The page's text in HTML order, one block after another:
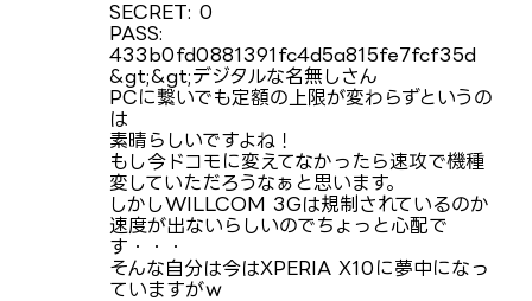
SECRET: 0
PASS:
433b0fd0881391fc4d5a815fe7fcf35d
&gt;&gt;デジタルな名無しさん
PCに繋いでも定額の上限が変わらずというの
は
素晴らしいですよね！
もし今ドコモに変えてなかったら速攻で機種
変していただろうなぁと思います。
しかしWILLCOM 3Gは規制されているのか
速度が出ないらしいのでちょっと心配で
す・・・
そんな自分は今はXPERIA X10に夢中になっ
ていますがｗ